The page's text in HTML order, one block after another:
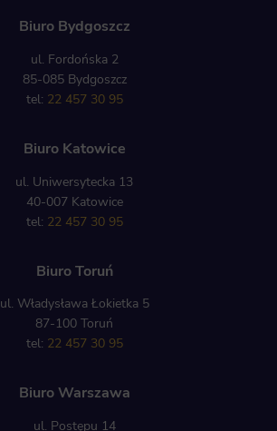
Biuro Bydgoszcz
ul. Fordońska 2
85-085 Bydgoszcz
tel: 22 457 30 95
Biuro Katowice
ul. Uniwersytecka 13
40-007 Katowice
tel: 22 457 30 95
Biuro Toruń
ul. Władysława Łokietka 5
87-100 Toruń
tel: 22 457 30 95
Biuro Warszawa
ul. Postępu 14